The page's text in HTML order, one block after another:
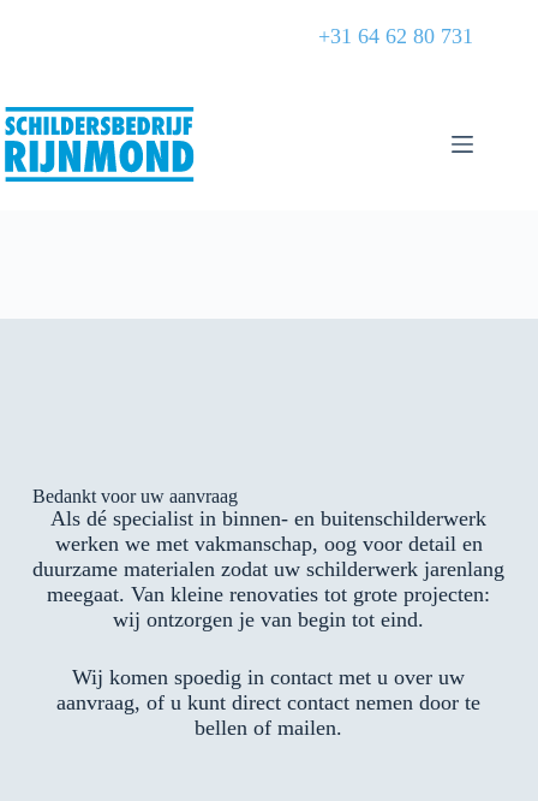
+31 64 62 80 731
Bedankt voor uw aanvraag
Als dé specialist in binnen- en buitenschilderwerk
werken we met vakmanschap, oog voor detail en
duurzame materialen zodat uw schilderwerk jarenlang
meegaat. Van kleine renovaties tot grote projecten:
wij ontzorgen je van begin tot eind.
Wij komen spoedig in contact met u over uw
aanvraag, of u kunt direct contact nemen door te
bellen of mailen.